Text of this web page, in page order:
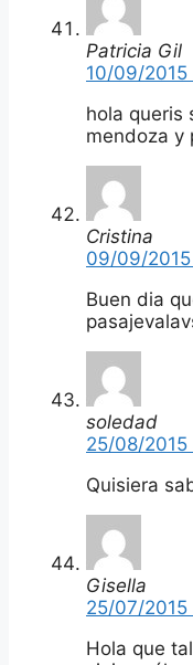
Patricia Gil
10/09/
hola queris
mendoza y
Cristina
09/09/
Buen dia
soledad
25/08/
Quisiera
Gisella
25/07/
Hola que